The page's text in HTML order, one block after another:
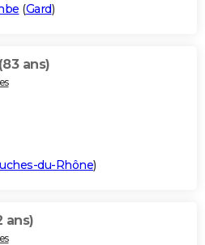
(Gard)
(83 ans)
du-Rhône)
ans)